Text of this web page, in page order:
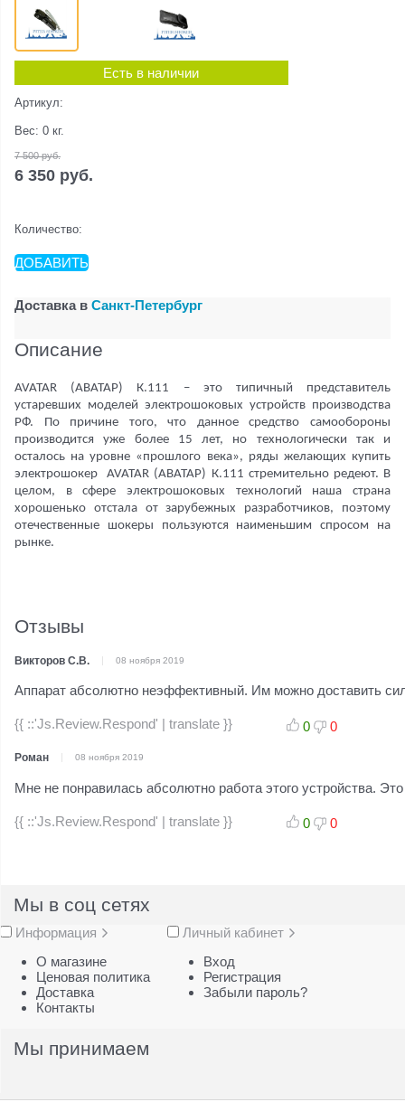
Есть в наличии
Артикул:
Вес: 0 кг.
7 500 руб.
6 350 руб.
Количество:
ДОБАВИТЬ
Доставка в Санкт-Петербург
Описание
AVATAR (АВАТАР) К.111 – это типичный представитель
устаревших моделей электрошоковых устройств производства
РФ. По причине того, что данное средство самообороны
производится уже более 15 лет, но технологически так и
осталось на уровне «прошлого века», ряды желающих купить
электрошокер AVATAR (АВАТАР) К.111 стремительно редеют. В
целом, в сфере электрошоковых технологий наша страна
хорошенько отстала от зарубежных разработчиков, поэтому
отечественные шокеры пользуются наименьшим спросом на
рынке.
Отзывы
Викторов С.В. 08 ноября 2019
Аппарат абсолютно неэффективный. Им можно доставить
{{ ::'Js.Review.Respond' | translate }} 0 0
Роман 08 ноября 2019
Мне не понравилась абсолютно работа этого устройства.
{{ ::'Js.Review.Respond' | translate }} 0 0
Мы в соц сетях
Информация
О магазине
Ценовая политика
Доставка
Контакты
Личный кабинет
Вход
Регистрация
Забыли пароль?
Мы принимаем